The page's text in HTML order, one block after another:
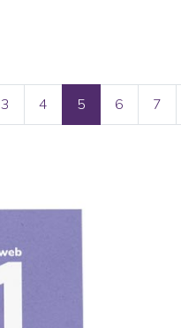
3 4 5 6 7